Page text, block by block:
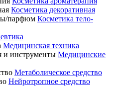
Косметика декоративная
Косметика тело-
Медицинская техника
Медицинские
Метаболическое средство
Нейротропное средство